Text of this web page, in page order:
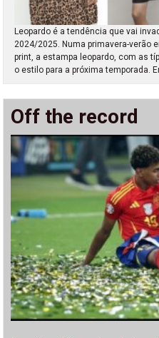
Leopardo é a tendência que vai
2024/2025. Numa primavera-verão
print, a estampa leopardo, com as
o estilo para a próxima temporada.
Off the record